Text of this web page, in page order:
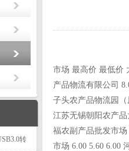
转
市场 最高价 最低价
产品物流有限公司
子头农产品物流园（
江苏无锡朝阳农产
福农副产品批发市
市场 6.00 5.60 6.00